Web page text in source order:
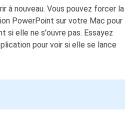
à nouveau. Vous pouvez forcer la
PowerPoint sur votre Mac pour
si elle ne s'ouvre pas. Essayez
pour voir si elle se lance